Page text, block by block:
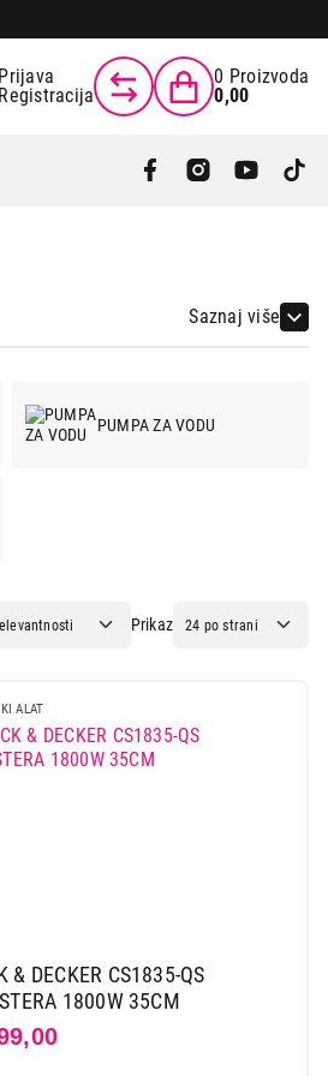
Prijava
Registracija
0 Proizvoda
0,00
Saznaj više
PUMPA ZA VODU
Prikaz
ALAT
& DECKER CS1835-QS
1800W 35CM